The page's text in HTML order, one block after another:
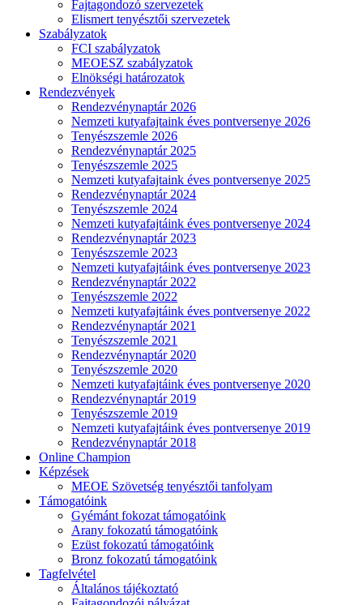
Fajtagondozó szervezetek
Elismert tenyésztői szervezetek
Szabályzatok
FCI szabályzatok
MEOESZ szabályzatok
Elnökségi határozatok
Rendezvények
Rendezvénynaptár 2026
Nemzeti kutyafajtaink éves pontversenye 2026
Tenyészszemle 2026
Rendezvénynaptár 2025
Tenyészszemle 2025
Nemzeti kutyafajtaink éves pontversenye 2025
Rendezvénynaptár 2024
Tenyészszemle 2024
Nemzeti kutyafajtáink éves pontversenye 2024
Rendezvénynaptár 2023
Tenyészszemle 2023
Nemzeti kutyafajtáink éves pontversenye 2023
Rendezvénynaptár 2022
Tenyészszemle 2022
Nemzeti kutyafajtáink éves pontversenye 2022
Rendezvénynaptár 2021
Tenyészszemle 2021
Rendezvénynaptár 2020
Tenyészszemle 2020
Nemzeti kutyafajtáink éves pontversenye 2020
Rendezvénynaptár 2019
Tenyészszemle 2019
Nemzeti kutyafajtáink éves pontversenye 2019
Rendezvénynaptár 2018
Online Champion
Képzések
MEOE Szövetség tenyésztői tanfolyam
Támogatóink
Gyémánt fokozat támogatóink
Arany fokozatú támogatóink
Ezüst fokozatú támogatóink
Bronz fokozatú támogatóink
Tagfelvétel
Általános tájékoztató